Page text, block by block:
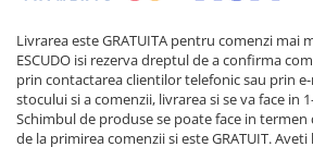
Livrarea este GRATUITA pentru comenzi mai
ESCUDO isi rezerva dreptul de a confirma
prin contactarea clientilor telefonic sau prin
stocului si a comenzii, livrarea si se va face in
Schimbul de produse se poate face in termen
de la primirea comenzii si este GRATUIT.